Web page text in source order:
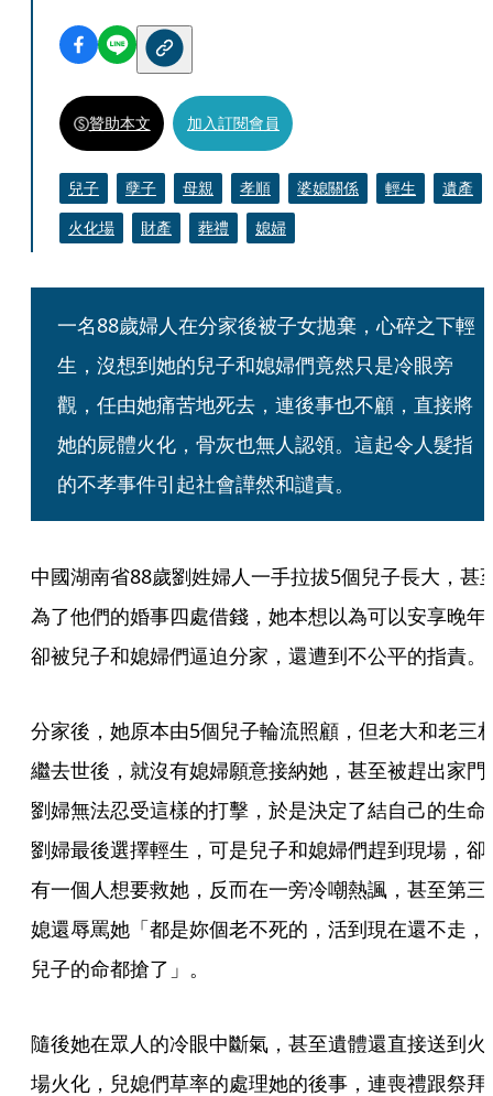
贊助本文 加入訂閱會員
兒子 孽子 母親 孝順 婆媳關係 輕生
遺產
火化場
財產 葬禮 媳婦
一名88歲婦人在分家後被子女拋棄，心碎之下輕
生，沒想到她的兒子和媳婦們竟然只是冷眼旁
觀，任由她痛苦地死去，連後事也不顧，直接將
她的屍體火化，骨灰也無人認領。這起令人髮指
的不孝事件引起社會譁然和譴責。
中國湖南省88歲劉姓婦人一手拉拔5個兒子長大，甚
為了他們的婚事四處借錢，她本想以為可以安享晚年
卻被兒子和媳婦們逼迫分家，還遭到不公平的指責。
分家後，她原本由5個兒子輪流照顧，但老大和老三
繼去世後，就沒有媳婦願意接納她，甚至被趕出家門
劉婦無法忍受這樣的打擊，於是決定了結自己的生命
劉婦最後選擇輕生，可是兒子和媳婦們趕到現場，卻
有一個人想要救她，反而在一旁冷嘲熱諷，甚至第三
媳還辱罵她「都是妳個老不死的，活到現在還不走，
兒子的命都搶了」。
隨後她在眾人的冷眼中斷氣，甚至遺體還直接送到火
場火化，兒媳們草率的處理她的後事，連喪禮跟祭拜